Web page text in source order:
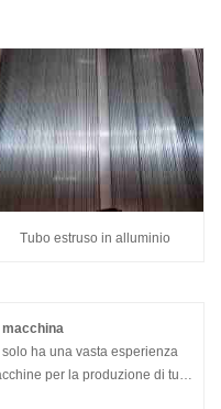
Tubo estruso in alluminio
ha una vasta esperienza
per la produzione di tubi